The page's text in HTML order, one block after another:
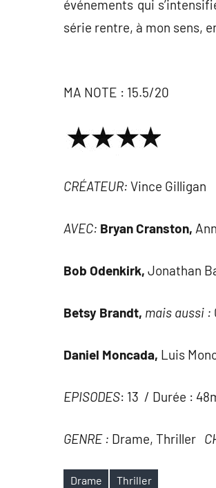
événements qui
série rentre, à mon sens,
MA NOTE : 15.5/20
CRÉATEUR: Vince Gilligan
AVEC: Bryan Cranston,
Bob Odenkirk, Jonathan
Betsy Brandt, mais aussi :
Daniel Moncada, Luis
EPISODES: 13 / Durée :
GENRE : Drame, Thriller
Drame Thriller